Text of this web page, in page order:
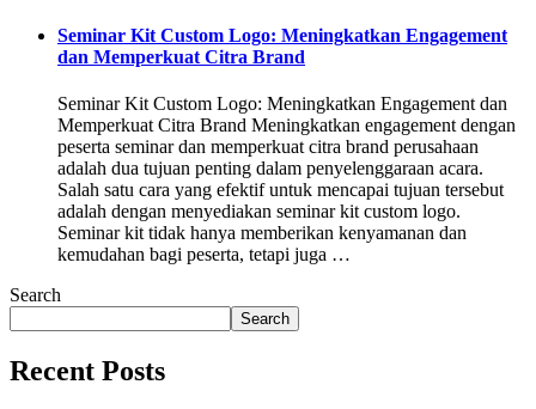
Seminar Kit Custom Logo: Meningkatkan Engagement
dan Memperkuat Citra Brand
Seminar Kit Custom Logo: Meningkatkan Engagement dan
Memperkuat Citra Brand Meningkatkan engagement dengan
peserta seminar dan memperkuat citra brand perusahaan
adalah dua tujuan penting dalam penyelenggaraan acara.
Salah satu cara yang efektif untuk mencapai tujuan tersebut
adalah dengan menyediakan seminar kit custom logo.
Seminar kit tidak hanya memberikan kenyamanan dan
kemudahan bagi peserta, tetapi juga …
Search
Search
Recent Posts